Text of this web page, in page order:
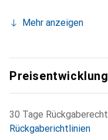
Mehr anzeigen
Preisentwicklung
30 Tage Rückgaberecht
Rückgaberichtlinien